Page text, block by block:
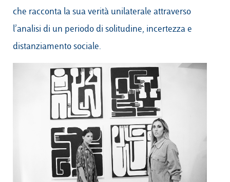
che racconta la sua verità unilaterale attraverso
l’analisi di un periodo di solitudine, incertezza e
distanziamento sociale.